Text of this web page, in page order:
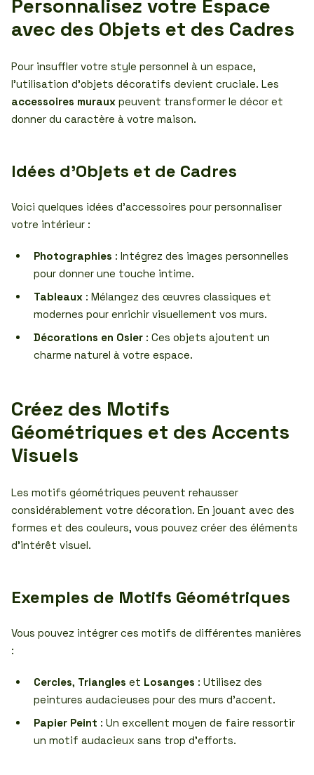
Personnalisez votre Espace
avec des Objets et des Cadres
Pour insuffler votre style personnel à un espace,
l’utilisation d’objets décoratifs devient cruciale. Les
accessoires muraux peuvent transformer le décor et
donner du caractère à votre maison.
Idées d’Objets et de Cadres
Voici quelques idées d’accessoires pour personnaliser
votre intérieur :
Photographies : Intégrez des images personnelles
pour donner une touche intime.
Tableaux : Mélangez des œuvres classiques et
modernes pour enrichir visuellement vos murs.
Décorations en Osier : Ces objets ajoutent un
charme naturel à votre espace.
Créez des Motifs
Géométriques et des Accents
Visuels
Les motifs géométriques peuvent rehausser
considérablement votre décoration. En jouant avec des
formes et des couleurs, vous pouvez créer des éléments
d’intérêt visuel.
Exemples de Motifs Géométriques
Vous pouvez intégrer ces motifs de différentes manières
:
Cercles, Triangles et Losanges : Utilisez des
peintures audacieuses pour des murs d’accent.
Papier Peint : Un excellent moyen de faire ressortir
un motif audacieux sans trop d’efforts.